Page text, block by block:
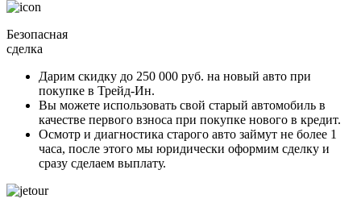
Безопасная
сделка
Дарим скидку до 250 000 руб. на новый авто при
покупке в Трейд-Ин.
Вы можете использовать свой старый автомобиль в
качестве первого взноса при покупке нового в кредит.
Осмотр и диагностика старого авто займут не более 1
часа, после этого мы юридически оформим сделку и
сразу сделаем выплату.